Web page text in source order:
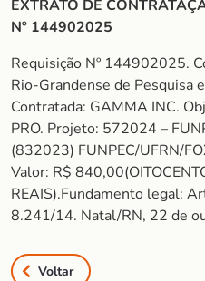
EXTRATO DE
Nº 144902025
Requisição Nº 144902025.
Rio-Grandense de Pesquisa
Contratada: GAMMA INC.
PRO. Projeto: 572024 –
(832023) FUNPEC/UFRN/
Valor: R$
REAIS).Fundamento legal:
8.241/14. Natal/RN, 22 de
Voltar